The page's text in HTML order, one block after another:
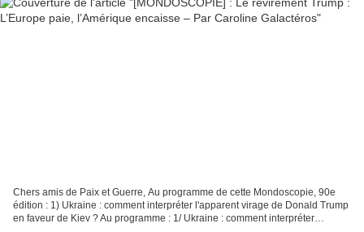
Chers amis de Paix et Guerre, Au programme de cette Mondoscopie, 90e
édition : 1) Ukraine : comment interpréter l'apparent virage de Donald Trump
en faveur de Kiev ? Au programme : 1/ Ukraine : comment interpréter